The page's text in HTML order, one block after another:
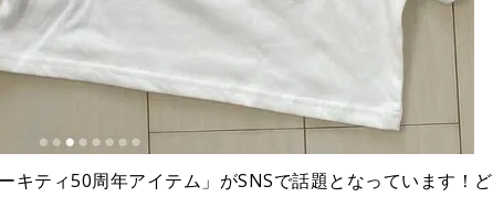
キティ50周年アイテム」がSNSで話題となっています！ど